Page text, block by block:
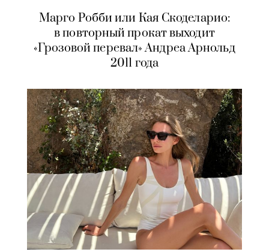
Марго Робби или Кая Скоделарио:
в повторный прокат выходит
«Грозовой перевал» Андреа Арнольд
2011 года